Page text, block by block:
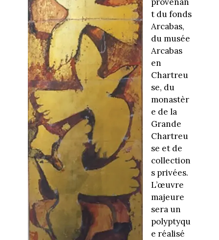
t du fonds
Arcabas,
du musée
Arcabas
en
Chartreu
se, du
monastèr
e de la
Grande
Chartreu
se et de
collection
s privées.
L’œuvre
majeure
sera un
polyptyqu
e réalisé